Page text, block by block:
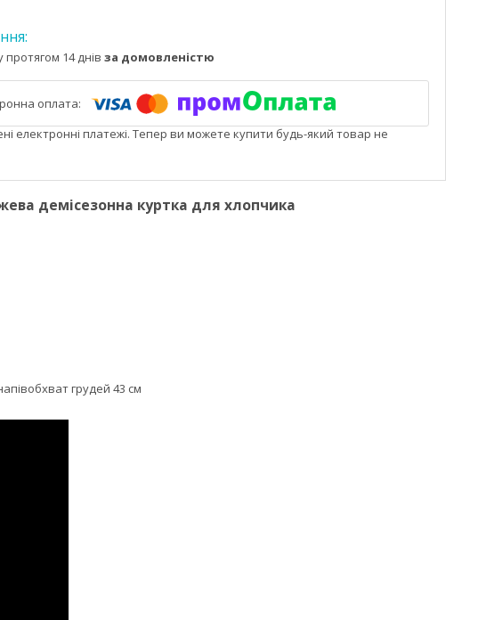
14 днів за домовленістю
електронні платежі. Тепер ви можете купити будь-який товар не
демісезонна куртка для хлопчика
грудей 43 см